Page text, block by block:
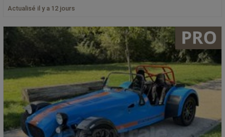
Actualisé il y a 12 jours